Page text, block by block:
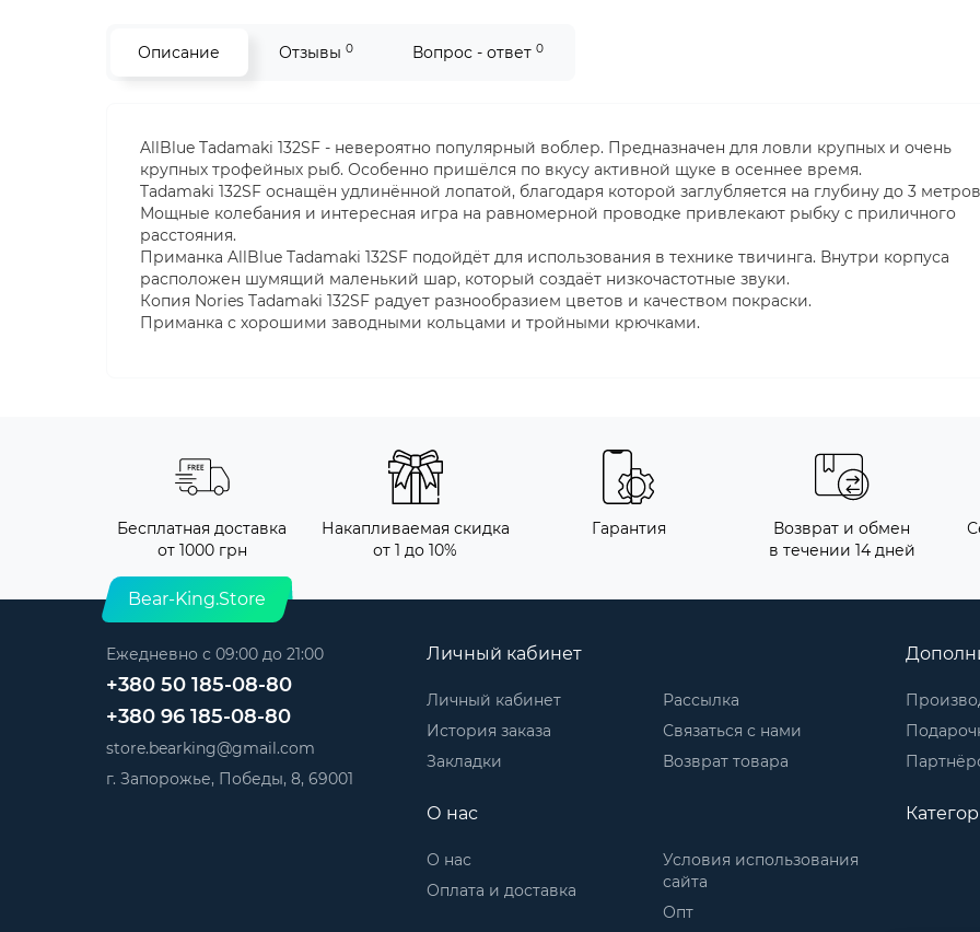
Описание Отзывы 0 Вопрос - ответ 0
AllBlue Tadamaki 132SF - невероятно популярный воблер. Предназначен для ловли крупных и очень
крупных трофейных рыб. Особенно пришёлся по вкусу активной щуке в осеннее время.
Tadamaki 132SF оснащён удлинённой лопатой, благодаря которой заглубляется на глубину до 3
Мощные колебания и интересная игра на равномерной проводке привлекают рыбку с приличного
расстояния.
Приманка AllBlue Tadamaki 132SF подойдёт для использования в технике твичинга. Внутри корпуса
расположен шумящий маленький шар, который создаёт низкочастотные звуки.
Копия Nories Tadamaki 132SF радует разнообразием цветов и качеством покраски.
Приманка с хорошими заводными кольцами и тройными крючками.
Бесплатная доставка
от 1000 грн
Накапливаемая скидка
от 1 до 10%
Гарантия
Возврат и обмен
в течении 14 дней
Bear-King.Store
Ежедневно с 09:00 до 21:00
+380 50 185-08-80
+380 96 185-08-80
store.bearking@gmail.com
г. Запорожье, Победы, 8, 69001
Личный кабинет
Личный кабинет
История заказа
Закладки
Рассылка
Связаться с нами
Возврат товара
О нас
О нас
Оплата и доставка
Условия использования
сайта
Опт